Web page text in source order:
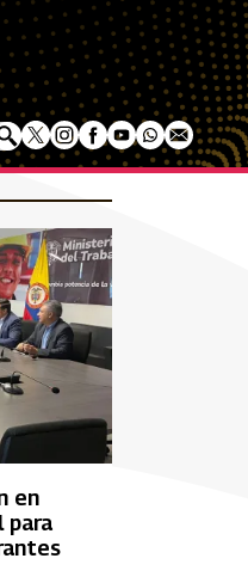
en
para